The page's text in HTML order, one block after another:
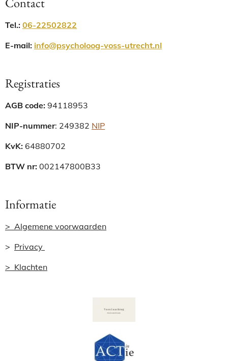
Tel.: 06-22502822
E-mail: info@psycholoog-voss-utrecht.nl
Registraties
AGB code: 94118953
NIP-nummer: 249382 NIP
KvK: 64880702
BTW nr: 002147800B33
Informatie
> Algemene voorwaarden
> Privacy
> Klachten